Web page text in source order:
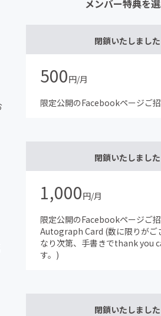
メンバー特典を
閉鎖いたしました
500円/月
限定公開のFacebookページご
閉鎖いたしました
1,000円/月
限定公開のFacebookページご
Autograph Card (数に限りがご
なり次第、手書きでthank you
す。)
閉鎖いたしました